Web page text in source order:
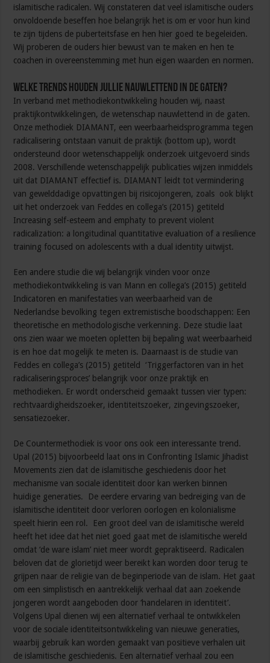
islamitische radicalen. Wij constateren dat veel islamitische ouders
onvoldoende beseffen hoe belangrijk het is om er voor hun kind
te zijn tijdens de puberteitsfase en hen hier goed te begeleiden.
Wij proberen de ouders hier bewust van te maken en hen te
coachen in overeenstemming met hun eigen waarden en normen.
Welke trends houden jullie nauwlettend in de gaten?
In verband met methodiekontwikkeling houden wij, naast
praktijkontwikkelingen, de wetenschap nauwlettend in de gaten.
Onze methodiek DIAMANT, een weerbaarheidsprogramma tegen
radicalisering ontstaan vanuit de praktijk (bottom up), wordt
ondersteund door wetenschappelijk onderzoek uitgevoerd sinds
2008. Verschillende wetenschappelijk publicaties wijzen inmiddels
uit dat DIAMANT effectief is. DIAMANT leidt tot vermindering
van gewelddadige opvattingen bij risicojongeren, zoals ook blijkt
uit het onderzoek van Feddes en collega’s (2015) getiteld
Increasing self-esteem and emphaty to prevent violent
radicalization: a longitudinal quantitative evaluation of a resilience
training focused on adolescents with a dual identity uitwijst.
Een andere studie die wij belangrijk vinden voor onze
methodiekontwikkeling is van Mann en collega’s (2015) getiteld
Indicatoren en manifestaties van weerbaarheid van de
Nederlandse bevolking tegen extremistische boodschappen: Een
theoretische en methodologische verkenning. Deze studie laat
ons zien waar we moeten opletten bij bepaling wat weerbaarheid
is en hoe dat mogelijk te meten is. Daarnaast is de studie van
Feddes en collega’s (2015) getiteld ‘Triggerfactoren van in het
radicaliseringsproces’ belangrijk voor onze praktijk en
methodieken. Er wordt onderscheid gemaakt tussen vier typen:
rechtvaardigheidszoeker, identiteitszoeker, zingevingszoeker,
sensatiezoeker.
De Countermethodiek is voor ons ook een interessante trend.
Upal (2015) bijvoorbeeld laat ons in Confronting Islamic Jihadist
Movements zien dat de islamitische geschiedenis door het
mechanisme van sociale identiteit door kan werken binnen
huidige generaties. De eerdere ervaring van bedreiging van de
islamitische identiteit door verloren oorlogen en kolonialisme
speelt hierin een rol. Een groot deel van de islamitische wereld
heeft het idee dat het niet goed gaat met de islamitische wereld
omdat ‘de ware islam’ niet meer wordt gepraktiseerd. Radicalen
beloven dat de glorietijd weer bereikt kan worden door terug te
grijpen naar de religie van de beginperiode van de islam. Het gaat
om een simplistisch en aantrekkelijk verhaal dat aan zoekende
jongeren wordt aangeboden door ‘handelaren in identiteit’.
Volgens Upal dienen wij een alternatief verhaal te ontwikkelen
voor de sociale identiteitsontwikkeling van nieuwe generaties,
waarbij gebruik kan worden gemaakt van positieve verhalen uit
de islamitische geschiedenis. Een alternatief verhaal zou een